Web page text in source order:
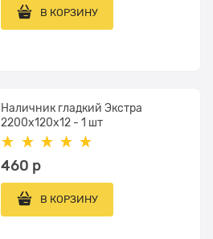
В КОРЗИНУ
Наличник гладкий Экстра
2200x120x12 - 1 шт
460 р
В КОРЗИНУ